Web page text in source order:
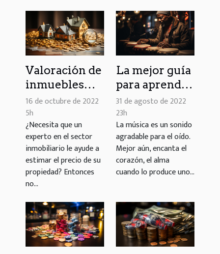
Valoración de
inmuebles
con
realadvisor:
¿cómo se
hace?
16 de octubre de 2022
5h
¿Necesita que un
experto en el sector
inmobiliario le ayude a
estimar el precio de su
propiedad? Entonces
no...
La mejor guía
para aprender
el tambor de
la lengua
31 de agosto de 2022
23h
La música es un sonido
agradable para el oído.
Mejor aún, encanta el
corazón, el alma
cuando lo produce uno...